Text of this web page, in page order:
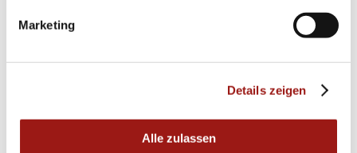
Marketing
Details zeigen
Alle zulassen
ÄHNLICHE PRODUKTE